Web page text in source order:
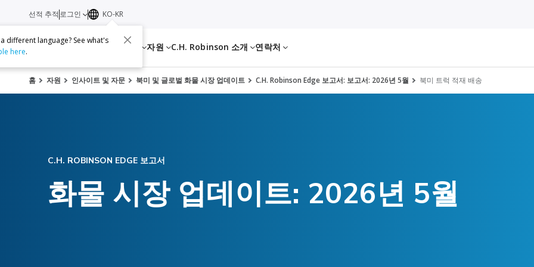
서비스 자원 C.H. Robinson 소개 연락처
선적 추적 로그인 KO-KR
different language? See what's
here.
홈 자원 인사이트 및 자문 북미 및 글로벌 화물 시장 업데이트 C.H. Robinson Edge 보고서: 보고서: 2026년 5월 북미 트럭 적재 배송
C.H. ROBINSON EDGE 보고서
화물 시장 업데이트: 2026년 5월